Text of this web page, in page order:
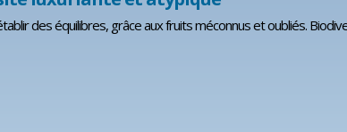
des équilibres, grâce aux fruits méconnus et oubliés.